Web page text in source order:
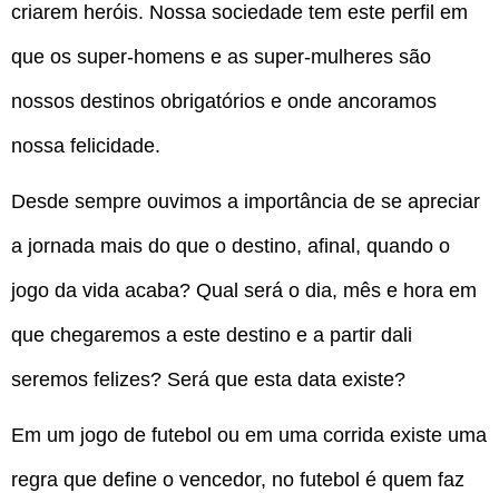
criarem heróis. Nossa sociedade tem este perfil em
que os super-homens e as super-mulheres são
nossos destinos obrigatórios e onde ancoramos
nossa felicidade.
Desde sempre ouvimos a importância de se apreciar
a jornada mais do que o destino, afinal, quando o
jogo da vida acaba? Qual será o dia, mês e hora em
que chegaremos a este destino e a partir dali
seremos felizes? Será que esta data existe?
Em um jogo de futebol ou em uma corrida existe uma
regra que define o vencedor, no futebol é quem faz